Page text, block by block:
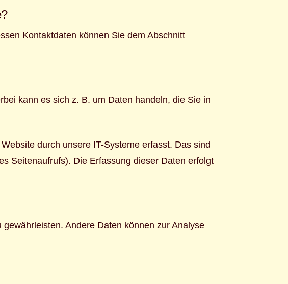
Kontaktdaten können Sie dem Abschnitt
kann es sich z. B. um Daten handeln, die Sie in
durch unsere IT-Systeme erfasst. Das sind
Seitenaufrufs). Die Erfassung dieser Daten erfolgt
Andere Daten können zur Analyse